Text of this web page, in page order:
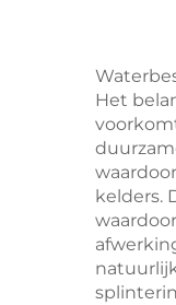
Het
kelders.